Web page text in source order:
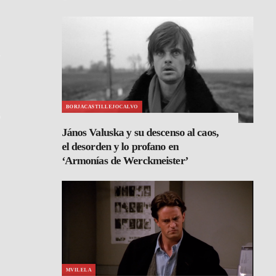
BORJACASTILLEJOCALVO
János Valuska y su descenso al caos,
el desorden y lo profano en
‘Armonías de Werckmeister’
MVILELA